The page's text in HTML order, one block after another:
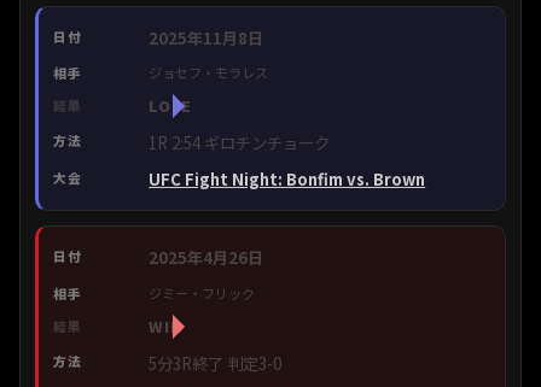
2025年11月8日
ジョセフ・モラレス
LOSE
1R 2:54 ギロチンチョーク
UFC Fight Night: Bonfim vs. Brown
2025年4月26日
ジミー・フリック
WIN
5分3R終了 判定3-0